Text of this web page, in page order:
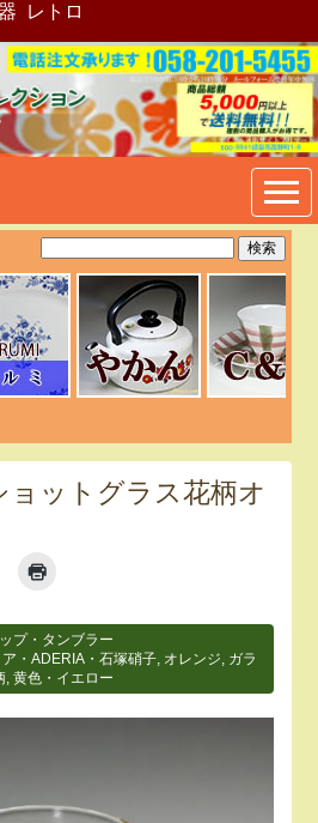
レトロ
ップ食器生活雑
フリマート
ョットグラス花柄オ
プ・タンブラー
ア・ADERIA・石塚硝子 オレンジ
ガラ
,黄色・イエロー